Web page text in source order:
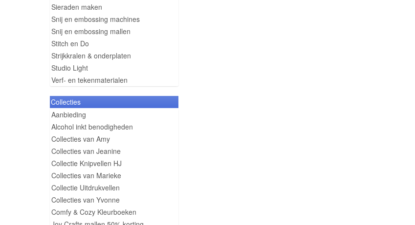
Sieraden maken
Snij en embossing machines
Snij en embossing mallen
Stitch en Do
Strijkkralen & onderplaten
Studio Light
Verf- en tekenmaterialen
Collecties
Aanbieding
Alcohol inkt benodigheden
Collecties van Amy
Collecties van Jeanine
Collectie Knipvellen HJ
Collecties van Marieke
Collectie Uitdrukvellen
Collecties van Yvonne
Comfy & Cozy Kleurboeken